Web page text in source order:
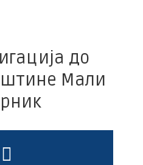
до
Мали